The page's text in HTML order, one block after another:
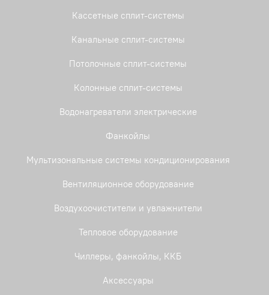
Кассетные сплит-системы
Канальные сплит-системы
Потолочные сплит-системы
Колонные сплит-системы
Водонагреватели электрические
Фанкойлы
Мультизональные системы кондиционирования
Вентиляционное оборудование
Воздухоочистители и увлажнители
Тепловое оборудование
Чиллеры, фанкойлы, ККБ
Аксессуары